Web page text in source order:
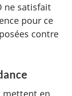
ne satisfait
pour ce
contre
mettent en